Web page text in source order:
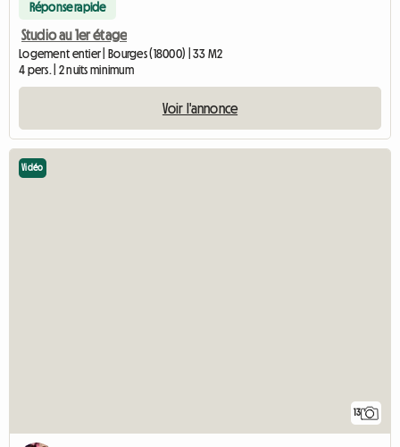
Réponse rapide
Studio au 1er étage
Logement entier | Bourges (18000) | 33 M2
4 pers. | 2 nuits minimum
Voir l'annonce
13
Vidéo